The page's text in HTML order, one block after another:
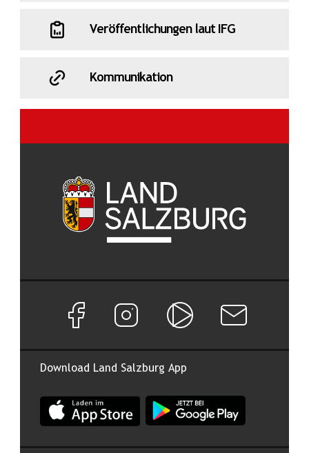
Veröffentlichungen laut IFG
Kommunikation
Download Land Salzburg App
App Land Salzburg im Apple App Store
App Land Salzburg im
Facebook Seite von Land Salzburg
Instagram Seite von Land Salzburg
Salzburg ONNewsletter